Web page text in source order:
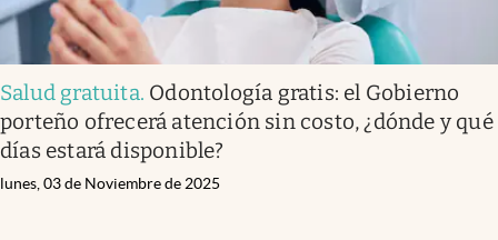
Salud gratuita. Odontología gratis: el Gobierno
porteño ofrecerá atención sin costo, ¿dónde y qué
días estará disponible?
lunes, 03 de Noviembre de 2025